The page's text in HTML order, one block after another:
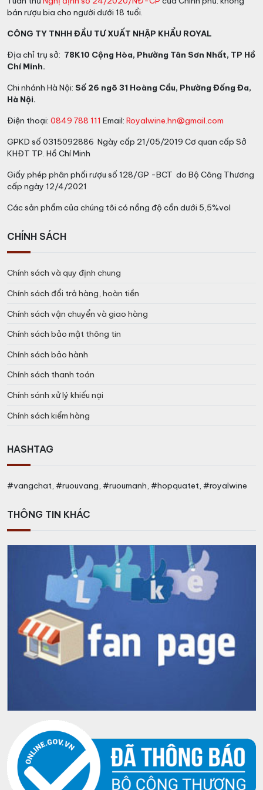
bán rượu bia cho người dưới 18 tuổi.
CÔNG TY TNHH ĐẦU TƯ XUẤT NHẬP KHẨU ROYAL
Địa chỉ trụ sở: 78K10 Cộng Hòa, Phường Tân Sơn Nhất, TP Hồ
Chí Minh.
Chi nhánh Hà Nội: Số 26 ngõ 31 Hoàng Cầu, Phường Đống Đa,
Hà Nội.
Điện thoại: 0849 788 111 Email: Royalwine.hn@gmail.com
GPKD số 0315092886 Ngày cấp 21/05/2019 Cơ quan cấp Sở
KHĐT TP. Hồ Chí Minh
Giấy phép phân phối rượu số 128/GP -BCT do Bộ Công Thương
cấp ngày 12/4/2021
Các sản phẩm của chúng tôi có nồng độ cồn dưới 5,5%vol
CHÍNH SÁCH
Chính sách và quy định chung
Chính sách đổi trả hàng, hoàn tiền
Chính sách vận chuyển và giao hàng
Chính sách bảo mật thông tin
Chính sách bảo hành
Chính sách thanh toán
Chính sánh xử lý khiếu nại
Chính sách kiểm hàng
HASHTAG
#vangchat, #ruouvang, #ruoumanh, #hopquatet, #royalwine
THÔNG TIN KHÁC